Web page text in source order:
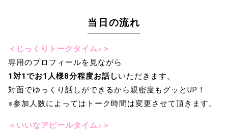
当日の流れ
＜じっくりトークタイム♪＞
専用のプロフィールを見ながら
1対1でお1人様8分程度お話しいただきます。
対面でゆっくり話しができるから親密度もグッとUP！
※参加人数によってはトーク時間は変更させて頂きます。
＜いいなアピールタイム♪＞